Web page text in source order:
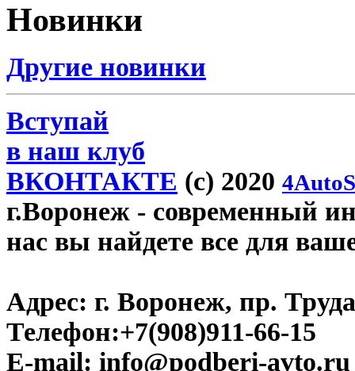
Новинки
Другие новинки
Вступай
в наш клуб
ВКОНТАКТЕ (c) 2020
г.Воронеж - современный
нас вы найдете все для
Адрес: г. Воронеж, пр.
Телефон:+7(908)911-66-15
E-mail: info@podberi-avto.ru